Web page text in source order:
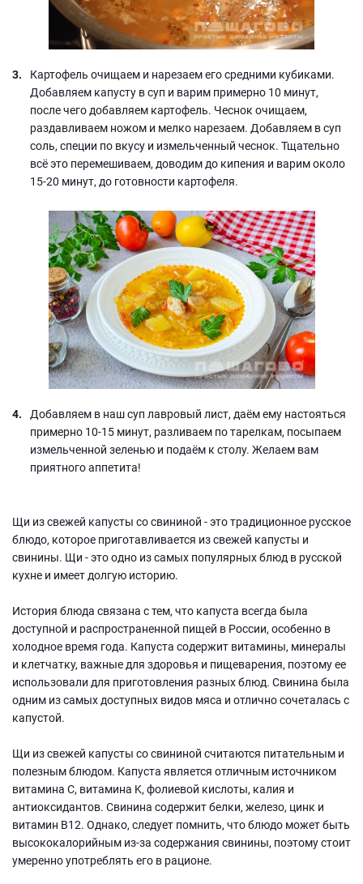
Картофель очищаем и нарезаем его средними кубиками.
Добавляем капусту в суп и варим примерно 10 минут,
после чего добавляем картофель. Чеснок очищаем,
раздавливаем ножом и мелко нарезаем. Добавляем в суп
соль, специи по вкусу и измельченный чеснок. Тщательно
всё это перемешиваем, доводим до кипения и варим около
15-20 минут, до готовности картофеля.
Добавляем в наш суп лавровый лист, даём ему настояться
примерно 10-15 минут, разливаем по тарелкам, посыпаем
измельченной зеленью и подаём к столу. Желаем вам
приятного аппетита!
Щи из свежей капусты со свининой - это традиционное русское
блюдо, которое приготавливается из свежей капусты и
свинины. Щи - это одно из самых популярных блюд в русской
кухне и имеет долгую историю.
История блюда связана с тем, что капуста всегда была
доступной и распространенной пищей в России, особенно в
холодное время года. Капуста содержит витамины, минералы
и клетчатку, важные для здоровья и пищеварения, поэтому ее
использовали для приготовления разных блюд. Свинина была
одним из самых доступных видов мяса и отлично сочеталась с
капустой.
Щи из свежей капусты со свининой считаются питательным и
полезным блюдом. Капуста является отличным источником
витамина C, витамина K, фолиевой кислоты, калия и
антиоксидантов. Свинина содержит белки, железо, цинк и
витамин B12. Однако, следует помнить, что блюдо может быть
высококалорийным из-за содержания свинины, поэтому стоит
умеренно употреблять его в рационе.